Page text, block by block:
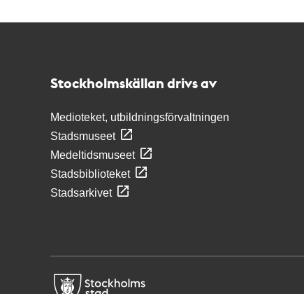
Stockholmskällan drivs av
Medioteket, utbildningsförvaltningen
Stadsmuseet
Medeltidsmuseet
Stadsbiblioteket
Stadsarkivet